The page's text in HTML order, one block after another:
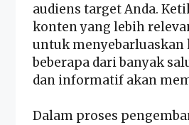
audiens target Anda.
konten yang lebih
untuk menyebarluaskan
beberapa dari banyak
dan informatif akan
Dalam proses